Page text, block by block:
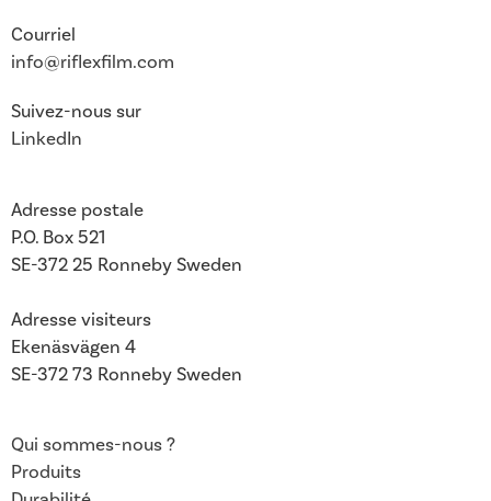
Courriel
info@riflexfilm.com
Suivez-nous sur
LinkedIn
Adresse postale
P.O. Box 521
SE-372 25 RonnebySweden
Adresse visiteurs
Ekenäsvägen 4
SE-372 73 Ronneby Sweden
Qui sommes-nous ?
Produits